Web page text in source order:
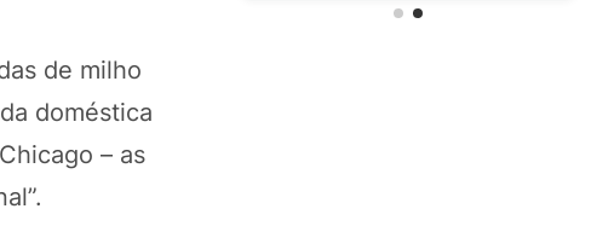
de milho
doméstica
– as